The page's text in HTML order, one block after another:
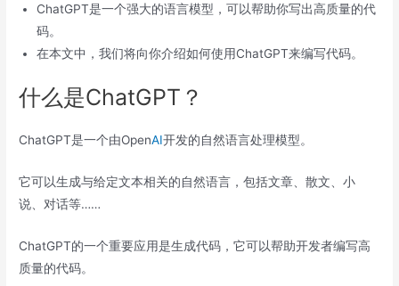
ChatGPT是一个强大的语言模型，可以帮助你写出高质量的代
码。
在本文中，我们将向你介绍如何使用ChatGPT来编写代码。
什么是ChatGPT？
ChatGPT是一个由OpenAI开发的自然语言处理模型。
它可以生成与给定文本相关的自然语言，包括文章、散文、小
说、对话等……
ChatGPT的一个重要应用是生成代码，它可以帮助开发者编写高
质量的代码。